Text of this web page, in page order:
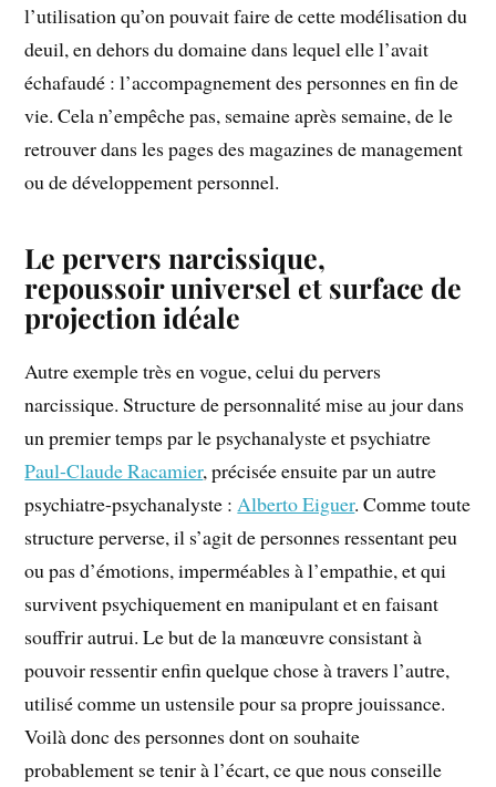
l’utilisation qu’on pouvait faire de cette modélisation du
deuil, en dehors du domaine dans lequel elle l’avait
échafaudé : l’accompagnement des personnes en fin de
vie. Cela n’empêche pas, semaine après semaine, de le
retrouver dans les pages des magazines de management
ou de développement personnel.
Le pervers narcissique,
repoussoir universel et surface de
projection idéale
Autre exemple très en vogue, celui du pervers
narcissique. Structure de personnalité mise au jour dans
un premier temps par le psychanalyste et psychiatre
Paul-Claude Racamier, précisée ensuite par un autre
psychiatre-psychanalyste : Alberto Eiguer. Comme toute
structure perverse, il s’agit de personnes ressentant peu
ou pas d’émotions, imperméables à l’empathie, et qui
survivent psychiquement en manipulant et en faisant
souffrir autrui. Le but de la manœuvre consistant à
pouvoir ressentir enfin quelque chose à travers l’autre,
utilisé comme un ustensile pour sa propre jouissance.
Voilà donc des personnes dont on souhaite
probablement se tenir à l’écart, ce que nous conseille